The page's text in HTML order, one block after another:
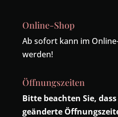
Online-Shop
Ab sofort kann im
werden!
Öffnungszeiten
Bitte beachten Sie,
geänderte